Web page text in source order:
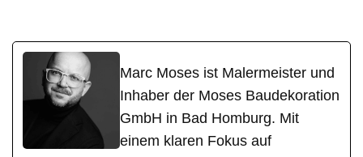
Marc Moses ist Malermeister und
Inhaber der Moses Baudekoration
GmbH in Bad Homburg. Mit
einem klaren Fokus auf